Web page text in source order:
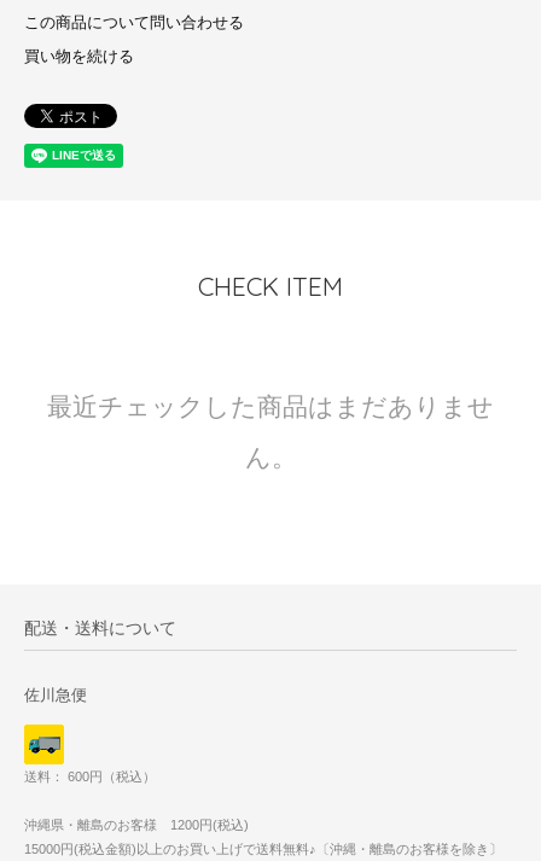
この商品について問い合わせる
買い物を続ける
CHECK ITEM
最近チェックした商品はまだありませ
ん。
配送・送料について
佐川急便
送料： 600円（税込）
沖縄県・離島のお客様 1200円(税込)
15000円(税込金額)以上のお買い上げで送料無料♪〔沖縄・離島のお客様を除き〕